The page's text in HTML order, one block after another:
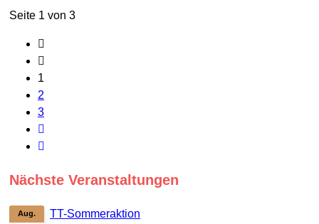
Seite 1 von 3
1
2
3
Nächste Veranstaltungen
Aug. TT-Sommeraktion